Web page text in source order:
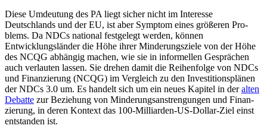
Diese Umdeutung des PA liegt sicher nicht im Interesse
Deutschlands und der EU, ist aber Symptom eines größeren Pro­
blems. Da NDCs national festgelegt werden, können
Entwicklungsländer die Höhe ihrer Minderungsziele von der Höhe
des NCQG abhängig machen, wie sie in informellen Gesprächen
auch verlauten lassen. Sie drehen damit die Reihenfolge von NDCs
und Finanzierung (NCQG) im Vergleich zu den Investitionsplänen
der NDCs 3.0 um. Es handelt sich um ein neues Kapitel in deralten
Debatte zur Beziehung von Minderungsanstrengungen und Finan­
zierung, in deren Kontext das 100-Milliarden-US-Dollar-Ziel einst
entstanden ist.